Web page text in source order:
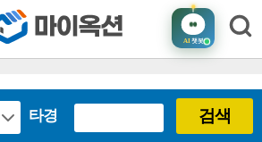
AI챗봇
타경 검색